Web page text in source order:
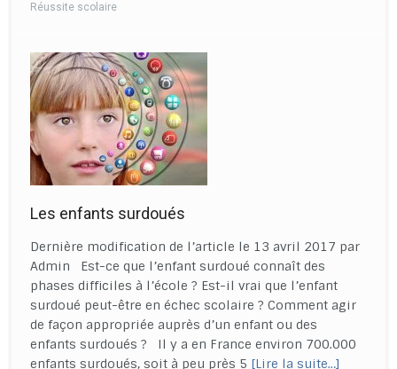
Réussite scolaire
Les enfants surdoués
Dernière modification de l’article le 13 avril 2017 par
Admin Est-ce que l’enfant surdoué connaît des
phases difficiles à l’école ? Est-il vrai que l’enfant
surdoué peut-être en échec scolaire ? Comment agir
de façon appropriée auprès d’un enfant ou des
enfants surdoués ? Il y a en France environ 700.000
enfants surdoués, soit à peu près 5 [Lire la suite…]